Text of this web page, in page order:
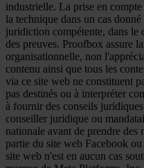
industrielle. La prise en
la technique dans un cas
juridiction compétente, dans le
des preuves. Proofbox assure
organisationnelle, non
contenu ainsi que tous les
via ce site web ne constituent
pas destinés ou à interpréter
à fournir des conseils
conseiller juridique ou
nationale avant de prendre des
partie du site web Facebook
site web n'est en aucun cas